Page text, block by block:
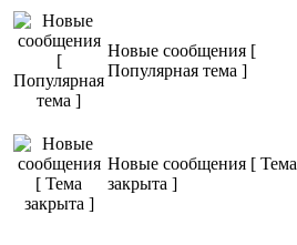
Новые сообщения [
Популярная тема ]
Новые сообщения [ Тема
закрыта ]